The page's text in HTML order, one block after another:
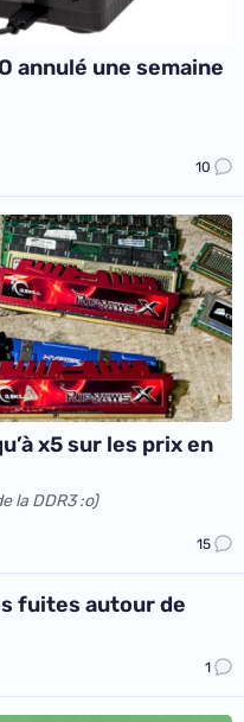
annulé une semaine
10
x5 sur les prix en
la DDR3 :o)
15
fuites autour de
1